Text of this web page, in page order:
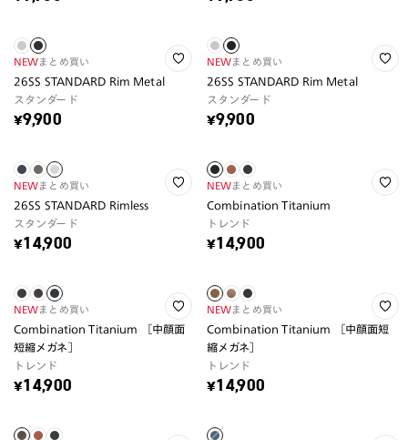
NEWまとめ買い
26SS STANDARD Rim Metal
スタンダード
¥9,900
NEWまとめ買い
26SS STANDARD Rim Metal
スタンダード
¥9,900
NEWまとめ買い
26SS STANDARD Rimless
スタンダード
¥14,900
NEWまとめ買い
Combination Titanium
トレンド
¥14,900
NEWまとめ買い
Combination Titanium ［中顔面
短縮メガネ］
トレンド
¥14,900
NEWまとめ買い
Combination Titanium ［中顔面短
縮メガネ］
トレンド
¥14,900